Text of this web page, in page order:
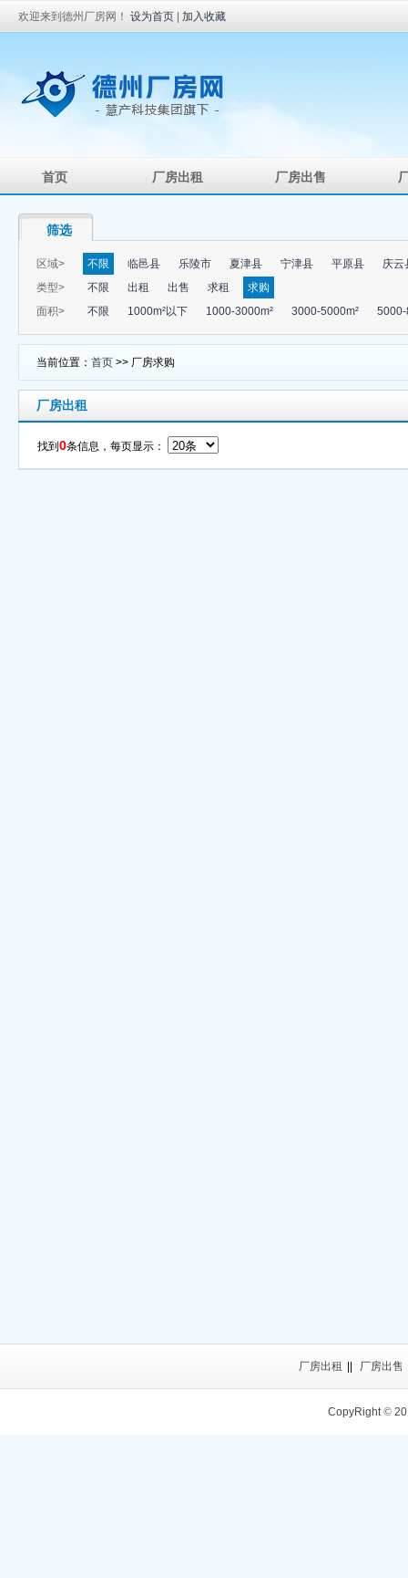
欢迎来到德州厂房网！ 设为首页 加入收藏
首页 厂房出租 厂房出售
筛选
区域> 不限 临邑县 乐陵市 夏津县 宁津县 平原县
庆云
类型>
不限 出租 出售 求租
求购
面积>
不限 1000m²以下 1000-3000m² 3000-5000m² 5000-
当前位置： 首页 >> 厂房求购
厂房出租
找到 0条信息，每页显示：
厂房出租 厂房出售
CopyRight©